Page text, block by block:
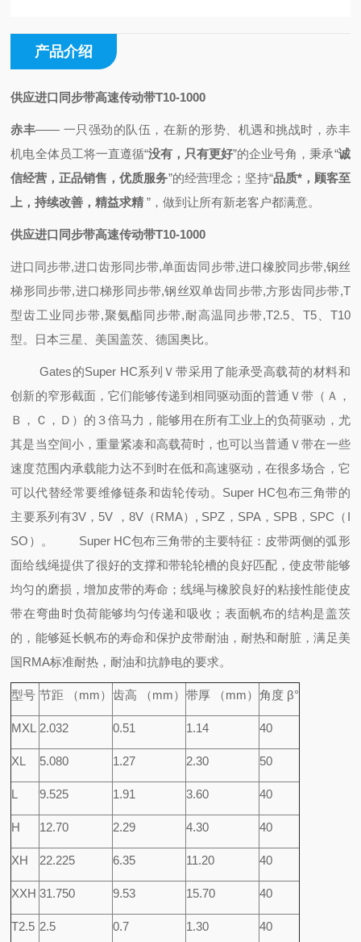
产品介绍
供应进口同步带高速传动带T10-1000
赤丰—— 一只强劲的队伍， 在新的形势、机遇和挑战时，赤丰
机电全体员工将一直遵循“没有，只有更好”的企业号角，秉承“诚
信经营，正品销售，优质服务”的经营理念； 坚持“品质*，顾客至
上，持续改善，精益求精 ”，做到让所有新老客户都满意。
供应进口同步带高速传动带T10-1000
进口同步带,进口齿形同步带,单面齿同步带,进口橡胶同步带,钢丝
梯形同步带,进口梯形同步带,钢丝双单齿同步带,方形齿同步带,T
型齿工业同步带,聚氨酯同步带,耐高温同步带,T2.5、T5、T10
型。日本三星、美国盖茨、德国奥比。
Gates的Super HC系列Ｖ带采用了能承受高载荷的材料和
创新的窄形截面，它们能够传递到相同驱动面的普通Ｖ带（Ａ，
Ｂ，Ｃ，Ｄ）的３倍马力，能够用在所有工业上的负荷驱动，尤
其是当空间小，重量紧凑和高载荷时，也可以当普通Ｖ带在一些
速度范围内承载能力达不到时在低和高速驱动，在很多场合，它
可以代替经常要维修链条和齿轮传动。Super HC包布三角带的
主要系列有3V，5V ，8V（RMA）, SPZ，SPA，SPB，SPC（I
SO）。
Super HC包布三角带的主要特征：皮带两侧的弧形
面给线绳提供了很好的支撑和带轮轮槽的良好匹配，使皮带能够
均匀的磨损，增加皮带的寿命；线绳与橡胶良好的粘接性能使皮
带在弯曲时负荷能够均匀传递和吸收；表面帆布的结构是盖茨
的，能够延长帆布的寿命和保护皮带耐油，耐热和耐脏，满足美
国RMA标准耐热，耐油和抗静电的要求。
型号 节距 （mm） 齿高 （mm） 带厚 （mm） 角度 β°
MXL 2.032 0.51 1.14 40
XL 5.080 1.27 2.30 50
L 9.525 1.91 3.60 40
H 12.70 2.29 4.30 40
XH 22.225 6.35 11.20 40
XXH 31.750 9.53 15.70 40
T2.5 2.5 0.7 1.30 40